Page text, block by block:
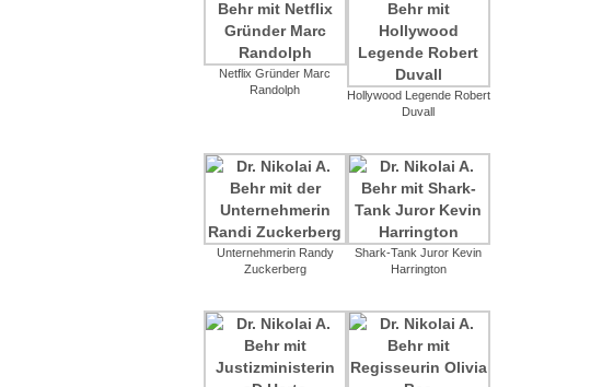
Netflix Gründer Marc
Randolph
Hollywood Legende Robert
Duvall
Unternehmerin Randy
Zuckerberg
Shark-Tank Juror Kevin
Harrington